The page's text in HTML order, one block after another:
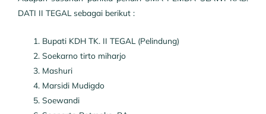
DATI II TEGAL sebagai berikut :
Bupati KDH TK. II TEGAL (Pelindung)
Soekarno tirto miharjo
Mashuri
Marsidi Mudigdo
Soewandi